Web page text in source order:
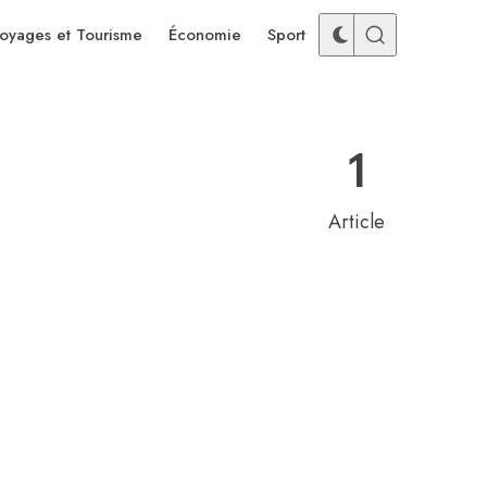
et Tourisme Économie Sport
1
Article